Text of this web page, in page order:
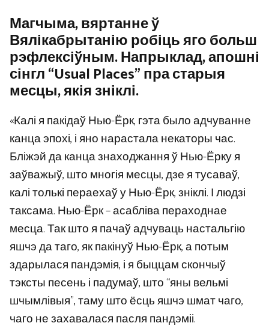
Магчыма, вяртанне ў
Вялікабрытанію робіць яго больш
рэфлексіўным. Напрыклад, апошні
сінгл “Usual Places” пра старыя
месцы, якія зніклі.
«Калі я пакідаў Нью-Ёрк, гэта было адчуванне
канца эпохі, і яно нарастала некаторы час.
Бліжэй да канца знаходжання ў Нью-Ёрку я
заўважыў, што многія месцы, дзе я тусаваў,
калі толькі пераехаў у Нью-Ёрк, зніклі. І людзі
таксама. Нью-Ёрк – асабліва пераходнае
месца. Так што я пачаў адчуваць настальгію
яшчэ да таго, як пакінуў Нью-Ёрк, а потым
здарылася пандэмія, і я быццам скончыў
тэксты песень і падумаў, што “яны вельмі
шчымлівыя”, таму што ёсць яшчэ шмат чаго,
чаго не захавалася пасля пандэміі.